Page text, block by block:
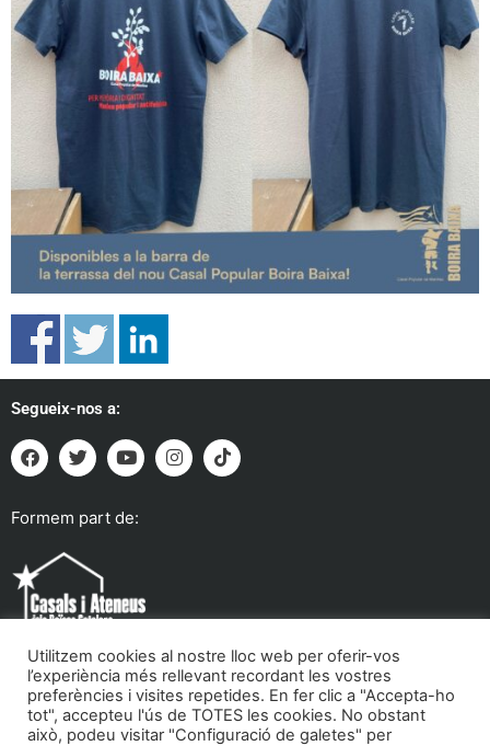
Segueix-nos a:
Formem part de:
Troba'ns a:
Utilitzem cookies al nostre lloc web per oferir-vos
l’experiència més rellevant recordant les vostres
preferències i visites repetides. En fer clic a "Accepta-ho
tot", accepteu l'ús de TOTES les cookies. No obstant
això, podeu visitar "Configuració de galetes" per